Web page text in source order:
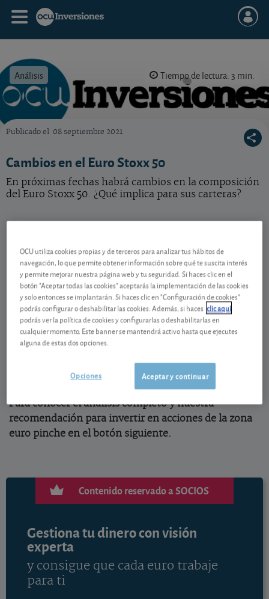
Análisis Tiempo de lectura: 3 min.
Publicado el 08 septiembre 2021
Cambios en el Euro Stoxx 50
En próximas fechas habrá cambios en la composición
del Euro Stoxx 50. ¿Qué implica para sus carteras?
A partir del 20 de septiembre la composición del
Euro Stoxx 50 – índice que muestra la evolución de
precios de las 50 empresas de mayor capitalización
de la zona euro – sufrirá una remodelación. Saldrán
del mismoAmadeus(conservar) yEngie(comprar,
incluida en nuestracartera Experto en acciones) y
entraránBBVA(conservar) y
compañía. Sí pudiera afectar a sus cotizaciones en
Para conocer el análisis completo y nuestra
recomendación para invertir en acciones de la zona
euro pinche en el botón siguiente.
Contenido reservado a SOCIOS
Gestiona tu dinero con visión
experta
y consigue que cada euro trabaje
para ti
OCU utiliza cookies propias y de terceros para analizar tus hábitos de
navegación, lo que permite obtener información sobre qué te suscita interés
y permite mejorar nuestra página web y tu seguridad. Si haces clic en el
botón "Aceptar todas las cookies" aceptarás la implementación de las cookies
y solo entonces se implantarán. Si haces clic en "Configuración de cookies"
podrás configurar o deshabilitar las cookies. Además, si haces clic aquí
podrás ver la política de cookies y configurarlas o deshabilitarlas en
cualquier momento. Este banner se mantendrá activo hasta que ejecutes
alguna de estas dos opciones.
Aceptar y continuar
Opciones